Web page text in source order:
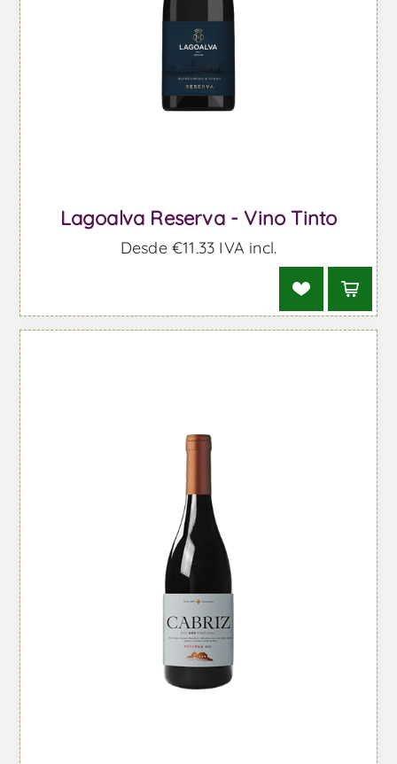
Lagoalva Reserva - Vino Tinto
Desde €11,33 IVA incl.